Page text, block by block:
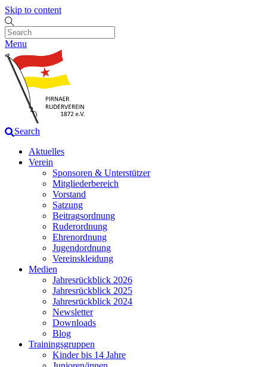
Skip to content
Menu
Search
Aktuelles
Verein
Sponsoren & Unterstützer
Mitgliederbereich
Vorstand
Satzung
Beitragsordnung
Ruderordnung
Ehrenordnung
Jugendordnung
Vereinskleidung
Medien
Jahresrückblick 2026
Jahresrückblick 2025
Jahresrückblick 2024
Newsletter
Downloads
Blog
Trainingsgruppen
Kinder bis 14 Jahre